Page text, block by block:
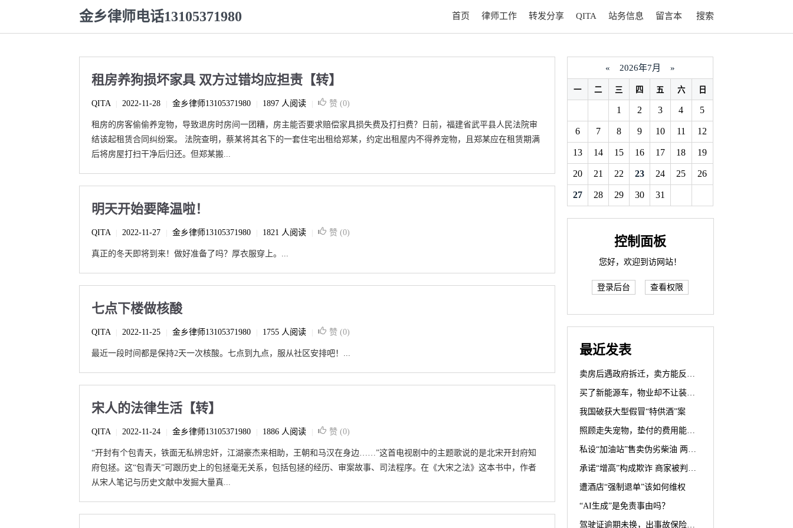
金乡律师电话13105371980 首页 律师工作 转发分享 QITA 站务信息 留言本 搜索
租房养狗损坏家具 双方过错均应担责【转】
QITA 2022-11-28 金乡律师13105371980 1897 人阅读 赞 (0)
租房的房客偷偷养宠物，导致退房时房间一团糟，房主能否要求赔偿家具损失费及打扫费？日前，福建省武平县人民法院审
结该起租赁合同纠纷案。 法院查明，蔡某将其名下的一套住宅出租给郑某，约定出租屋内不得养宠物，且郑某应在租赁期满
后将房屋打扫干净后归还。但郑某搬...
明天开始要降温啦！
QITA 2022-11-27 金乡律师13105371980 1821 人阅读 赞 (0)
真正的冬天即将到来！做好准备了吗？厚衣服穿上。...
七点下楼做核酸
QITA 2022-11-25 金乡律师13105371980 1755 人阅读 赞 (0)
最近一段时间都是保持2天一次核酸。七点到九点，服从社区安排吧！...
宋人的法律生活【转】
QITA 2022-11-24 金乡律师13105371980 1886 人阅读 赞 (0)
“开封有个包青天，铁面无私辨忠奸，江湖豪杰来相助，王朝和马汉在身边……”这首电视剧中的主题歌说的是北宋开封府知
府包拯。这“包青天”可跟历史上的包拯毫无关系，包括包拯的经历、审案故事、司法程序。在《大宋之法》这本书中，作者
从宋人笔记与历史文献中发掘大量真...
« 2026年7月 »
一 二 三 四 五 六 日
1 2 3 4 5
6 7 8 9 10 11 12
13 14 15 16 17 18 19
20 21 22 23 24 25 26
27 28 29 30 31
控制面板
您好，欢迎到访网站！
登录后台 查看权限
最近发表
卖房后遇政府拆迁，卖方能反悔？
买了新能源车，物业却不让装充电桩？
我国破获大型假冒“特供酒”案
照顾走失宠物，垫付的费用能要回吗？
私设“加油站”售卖伪劣柴油 两被告人犯生产、销售伪劣产品罪获刑罚
承诺“增高”构成欺诈 商家被判退一赔三
遭酒店“强制退单”该如何维权
“AI生成”是免责事由吗？
驾驶证逾期未换，出事故保险公司赔不赔？